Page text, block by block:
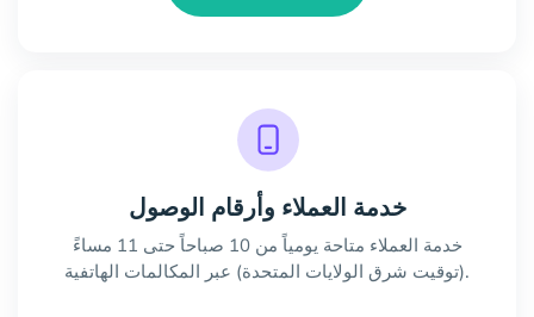
خدمة العملاء وأرقام الوصول
خدمة العملاء متاحة يومياً من 10 صباحاً حتى 11 مساءً
(توقيت شرق الولايات المتحدة) عبر المكالمات الهاتفية.